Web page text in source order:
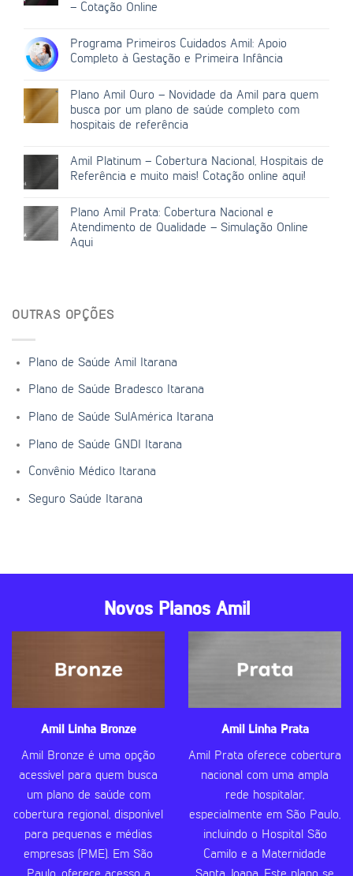
– Cotação Online
Programa Primeiros Cuidados Amil: Apoio
Completo à Gestação e Primeira Infância
Plano Amil Ouro – Novidade da Amil para quem
busca por um plano de saúde completo com
hospitais de referência
Amil Platinum – Cobertura Nacional, Hospitais de
Referência e muito mais! Cotação online aqui!
Plano Amil Prata: Cobertura Nacional e
Atendimento de Qualidade – Simulação Online
Aqui
OUTRAS OPÇÕES
Plano de Saúde Amil Itarana
Plano de Saúde Bradesco Itarana
Plano de Saúde SulAmérica Itarana
Plano de Saúde GNDI Itarana
Convênio Médico Itarana
Seguro Saúde Itarana
Novos Planos Amil
Amil Linha Bronze
Amil Bronze é uma opção
acessível para quem busca
um plano de saúde com
cobertura regional, disponível
para pequenas e médias
empresas (PME). Em São
Amil Linha Prata
Amil Prata oferece cobertura
nacional com uma ampla
rede hospitalar,
especialmente em São Paulo,
incluindo o Hospital São
Camilo e a Maternidade